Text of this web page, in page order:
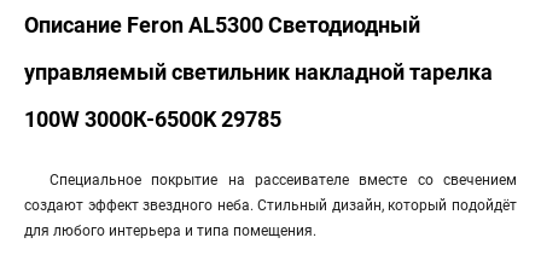
Описание Feron AL5300 Светодиодный
управляемый светильник накладной тарелка
100W 3000К-6500K 29785
Специальное покрытие на рассеивателе вместе со свечением
создают эффект звездного неба. Стильный дизайн, который подойдёт
для любого интерьера и типа помещения.